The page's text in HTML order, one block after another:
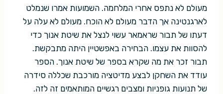
מעולם לא נתפס אחרי המלחמה. השמועות אמרו שנמלט
לארגנטינה אך הדבר מעולם לא הוכח. מעולם לא עלה על
דעתו של תבור שראמאר עשוי לנצל את שיטת אנוך כדי
להסוות את עצמו. הבחירה באפשטיין היתה מתבקשת.
תבור זכר את מה שקרא בספר של שיטת אנוך. הספר
עודד את השחקן לבצע מדיטציה מורכבת שכללה סידרה
של תנועות גופניות ומצבים רגשיים המותאמים זה לזה.